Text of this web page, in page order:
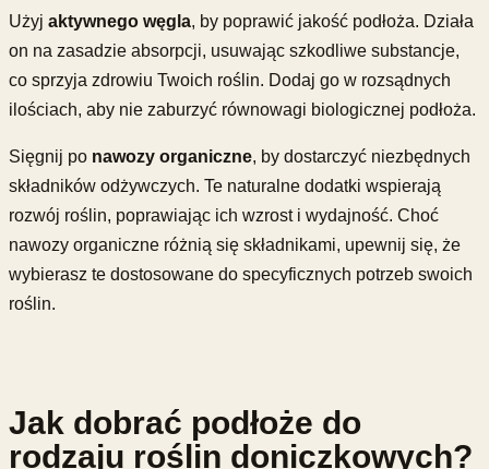
Użyj aktywnego węgla, by poprawić jakość podłoża. Działa
on na zasadzie absorpcji, usuwając szkodliwe substancje,
co sprzyja zdrowiu Twoich roślin. Dodaj go w rozsądnych
ilościach, aby nie zaburzyć równowagi biologicznej podłoża.
Sięgnij po nawozy organiczne, by dostarczyć niezbędnych
składników odżywczych. Te naturalne dodatki wspierają
rozwój roślin, poprawiając ich wzrost i wydajność. Choć
nawozy organiczne różnią się składnikami, upewnij się, że
wybierasz te dostosowane do specyficznych potrzeb swoich
roślin.
Jak dobrać podłoże do
rodzaju roślin doniczkowych?